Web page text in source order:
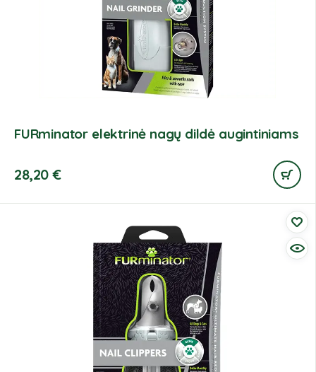
FURminator elektrinė nagų dildė augintiniams
28,20€